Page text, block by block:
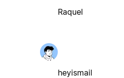
Raquel
heyismail